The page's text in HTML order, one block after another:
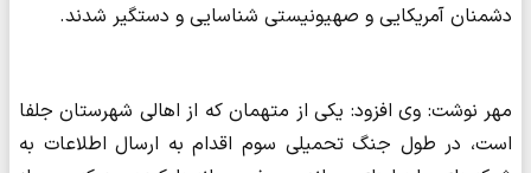
دشمنان آمریکایی و صهیونیستی شناسایی و دستگیر شدند.
مهر نوشت: وی افزود: یکی از متهمان که از اهالی شهرستان جلفا
است، در طول جنگ تحمیلی سوم اقدام به ارسال اطلاعات به